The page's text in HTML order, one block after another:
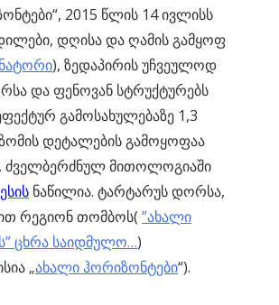
2015 წლის 14 ივლისს
დღისა და ღამის გამყოფ
), ზედაპირის უჩვეულოდ
და ფენოვან სტრუქტურებს
გამოსახულებაზე 1,3
დეტალების გამოყოფაა
ძველბერძნულ მითოლოგიაში
ნაწილია. ტარტარუს დორსა,
რეგიონ თომბოს( ”ახალი
ცხრა საიდმულო…)
„ახალი ჰორიზონტები“).